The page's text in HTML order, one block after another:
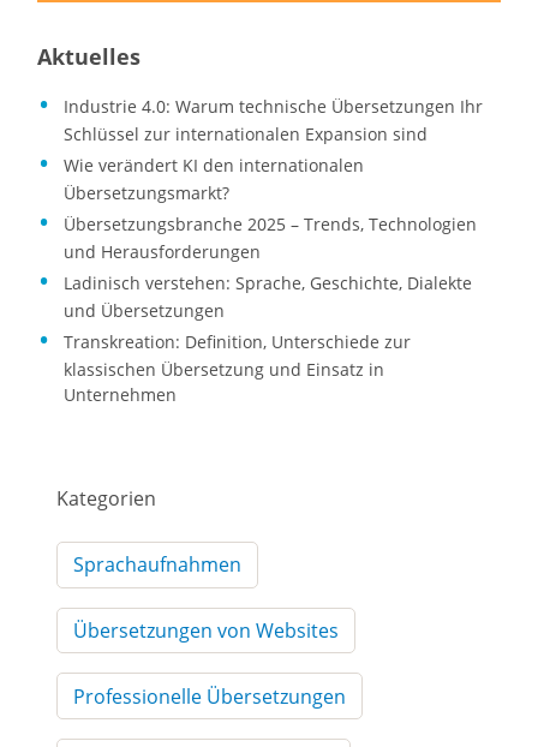
Aktuelles
Industrie 4.0: Warum technische Übersetzungen Ihr
Schlüssel zur internationalen Expansion sind
Wie verändert KI den internationalen
Übersetzungsmarkt?
Übersetzungsbranche 2025 – Trends, Technologien
und Herausforderungen
Ladinisch verstehen: Sprache, Geschichte, Dialekte
und Übersetzungen
Transkreation: Definition, Unterschiede zur
klassischen Übersetzung und Einsatz in
Unternehmen
Kategorien
Sprachaufnahmen
Übersetzungen von Websites
Professionelle Übersetzungen